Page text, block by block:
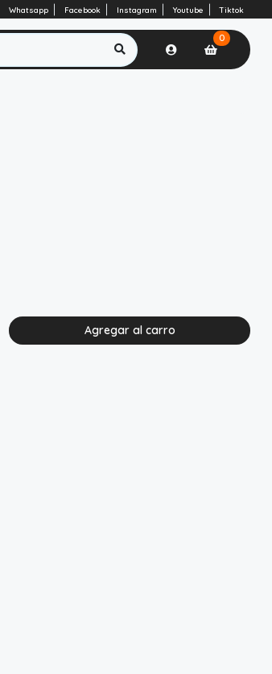
Whatsapp Facebook Instagram Youtube Tiktok
0
Agregar al carro